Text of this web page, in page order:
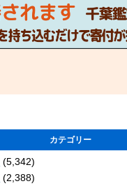
カテゴリー
(5,342)
(2,388)